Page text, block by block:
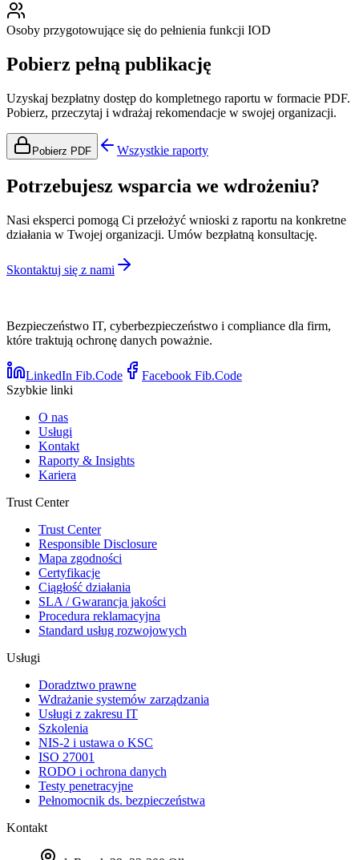
Osoby przygotowujące się do pełnienia funkcji IOD
Pobierz pełną publikację
Uzyskaj bezpłatny dostęp do kompletnego raportu w formacie PDF.
Pobierz, przeczytaj i wdrażaj rekomendacje w swojej organizacji.
Pobierz PDF Wszystkie raporty
Potrzebujesz wsparcia we wdrożeniu?
Nasi eksperci pomogą Ci przełożyć wnioski z raportu na konkretne
działania w Twojej organizacji. Umów bezpłatną konsultację.
Skontaktuj się z nami
Bezpieczeństwo IT, cyberbezpieczeństwo i compliance dla firm,
które traktują ochronę danych poważnie.
LinkedIn Fib.Code
Facebook Fib.Code
Szybkie linki
O nas
Usługi
Kontakt
Raporty & Insights
Kariera
Trust Center
Trust Center
Responsible Disclosure
Mapa zgodności
Certyfikacje
Ciągłość działania
SLA / Gwarancja jakości
Procedura reklamacyjna
Standard usług rozwojowych
Usługi
Doradztwo prawne
Wdrażanie systemów zarządzania
Usługi z zakresu IT
Szkolenia
NIS-2 i ustawa o KSC
ISO 27001
RODO i ochrona danych
Testy penetracyjne
Pełnomocnik ds. bezpieczeństwa
Kontakt